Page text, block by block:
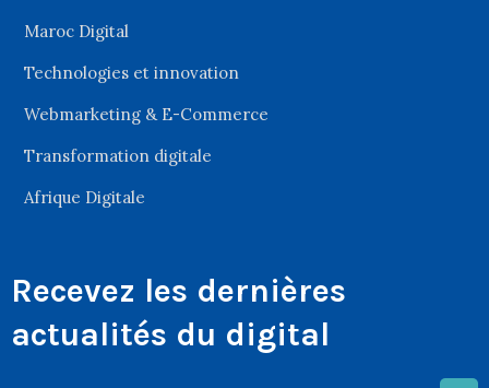
Maroc Digital
Technologies et innovation
Webmarketing & E-Commerce
Transformation digitale
Afrique Digitale
Recevez les dernières
actualités du digital